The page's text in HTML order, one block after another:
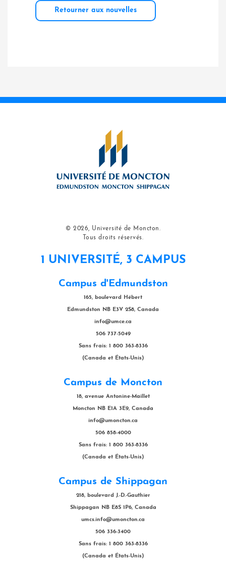
Retourner aux nouvelles
© 2026, Université de Moncton.
Tous droits réservés.
1 UNIVERSITÉ, 3 CAMPUS
Campus d'Edmundston
165, boulevard Hébert
Edmundston NB E3V 2S8, Canada
info@umce.ca
506 737-5049
Sans frais: 1 800 363-8336
(Canada et États-Unis)
Campus de Moncton
18, avenue Antonine-Maillet
Moncton NB E1A 3E9, Canada
info@umoncton.ca
506 858-4000
Sans frais: 1 800 363-8336
(Canada et États-Unis)
Campus de Shippagan
218, boulevard J.-D.-Gauthier
Shippagan NB E8S 1P6, Canada
umcs.info@umoncton.ca
506 336-3400
Sans frais: 1 800 363-8336
(Canada et États-Unis)